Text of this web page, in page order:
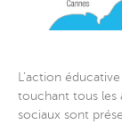
L’action
touchant tous les
sociaux sont